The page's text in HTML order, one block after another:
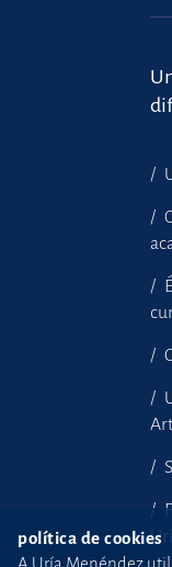
política de cookies
A Uría Menéndez